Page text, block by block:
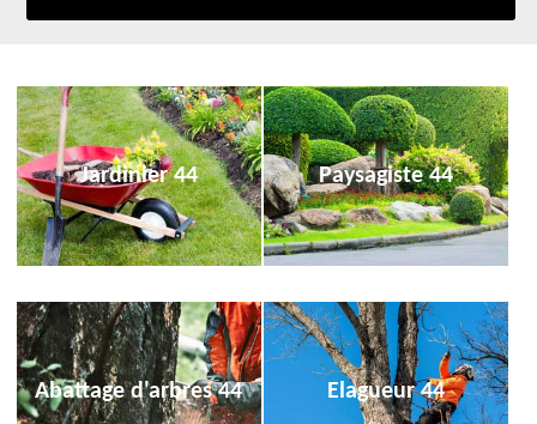
Jardinier 44 Paysagiste 44
Abattage d'arbres 44 Elagueur 44